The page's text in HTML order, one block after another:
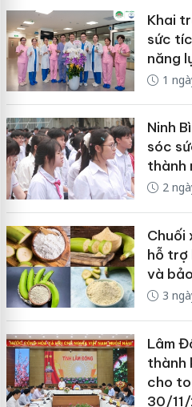
Khai
sức
năng
1
Ninh
sóc
thành
2
Chuối
hỗ trợ
và
3
Lâm
thành
cho
30/